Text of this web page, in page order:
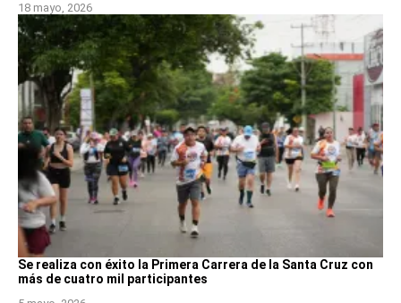
18 mayo, 2026
Se realiza con éxito la Primera Carrera de la Santa Cruz con
más de cuatro mil participantes